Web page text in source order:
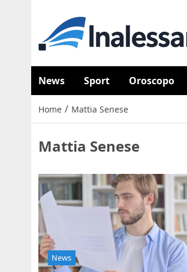
News Sport Oroscopo
Home / Mattia Senese
Mattia Senese
News